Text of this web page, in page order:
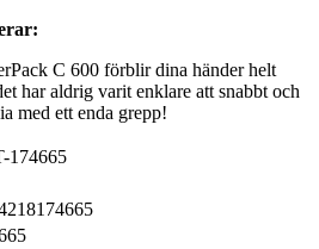
C 600 förblir dina händer helt
har aldrig varit enklare att snabbt och
med ett enda grepp!
174665